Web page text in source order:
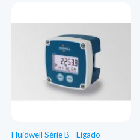
Fluidwell Série B - Ligado